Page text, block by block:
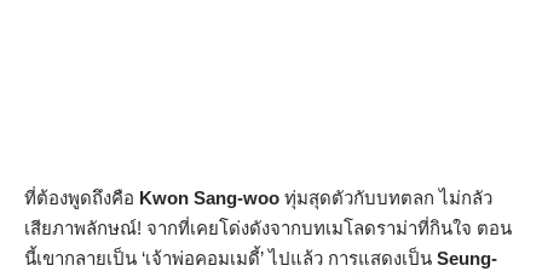
ที่ต้องพูดถึงคือ Kwon Sang-woo ทุ่มสุดตัวกับบทตลก ไม่กลัว
เสียภาพลักษณ์! จากที่เคยโด่งดังจากบทเมโลดราม่าที่กินใจ ตอน
นี้เขากลายเป็น ‘เจ้าพ่อคอมเมดี้’ ไปแล้ว การแสดงเป็น Seung-